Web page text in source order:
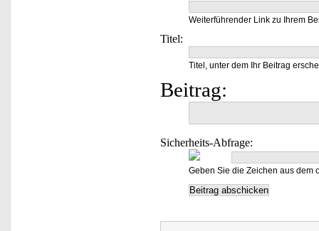
Weiterführender Link zu Ihrem
Titel:
Titel, unter dem Ihr Beitrag
Beitrag:
Sicherheits-Abfrage:
Geben Sie die Zeichen aus dem